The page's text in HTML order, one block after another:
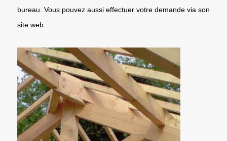
bureau. Vous pouvez aussi effectuer votre demande via son
site web.